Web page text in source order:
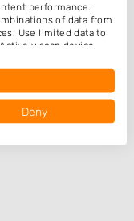
performance.
of data from
Use limited data to
scan device
and send to the
to this website/app.
Deny